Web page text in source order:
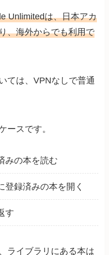
Unlimitedは、日本アカ
、海外からでも利用で
ては、VPNなしで普通
ースです。
みの本を読む
登録済みの本を開く
す
ライブラリにある本は